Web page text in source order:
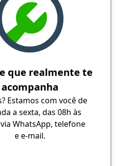
que realmente te
acompanha
Estamos com você de
a sexta, das 08h às
WhatsApp, telefone
e e-mail.